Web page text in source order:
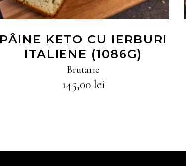
PÂINE KETO CU IERBURI
ITALIENE (1086G)
Brutarie
145,00 lei